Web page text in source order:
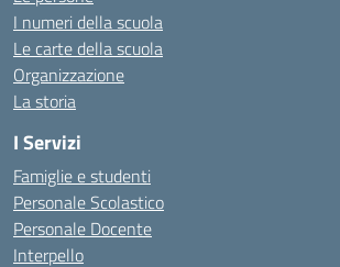
I numeri della scuola
Le carte della scuola
Organizzazione
La storia
I Servizi
Famiglie e studenti
Personale Scolastico
Personale Docente
Interpello